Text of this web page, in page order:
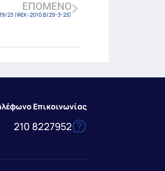
ΕΠΌΜΕΝΟ
23 (ΦΕΚ-2010 Β/29-3-23)
Επικοινωνίας
210 8227952